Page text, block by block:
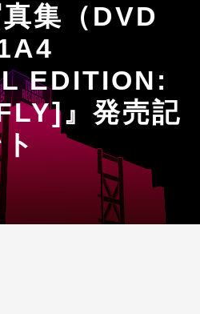
集（DVD
EDITION:
』発売記